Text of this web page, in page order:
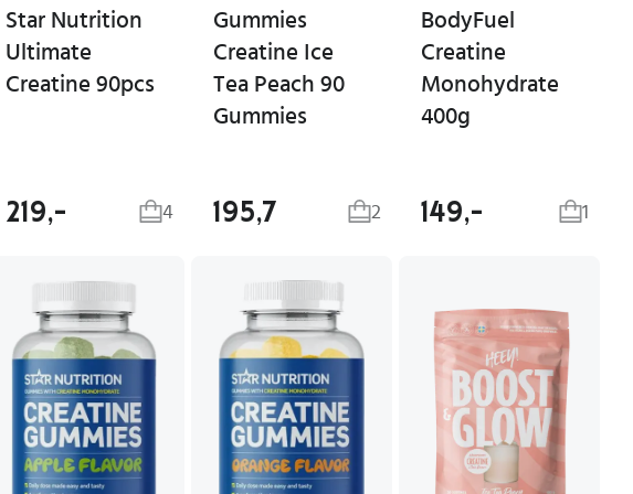
Star Nutrition
Ultimate
Creatine 90pcs
219,- 4
Gummies
Creatine Ice
Tea Peach 90
Gummies
195,7 2
BodyFuel
Creatine
Monohydrate
400g
149,- 1